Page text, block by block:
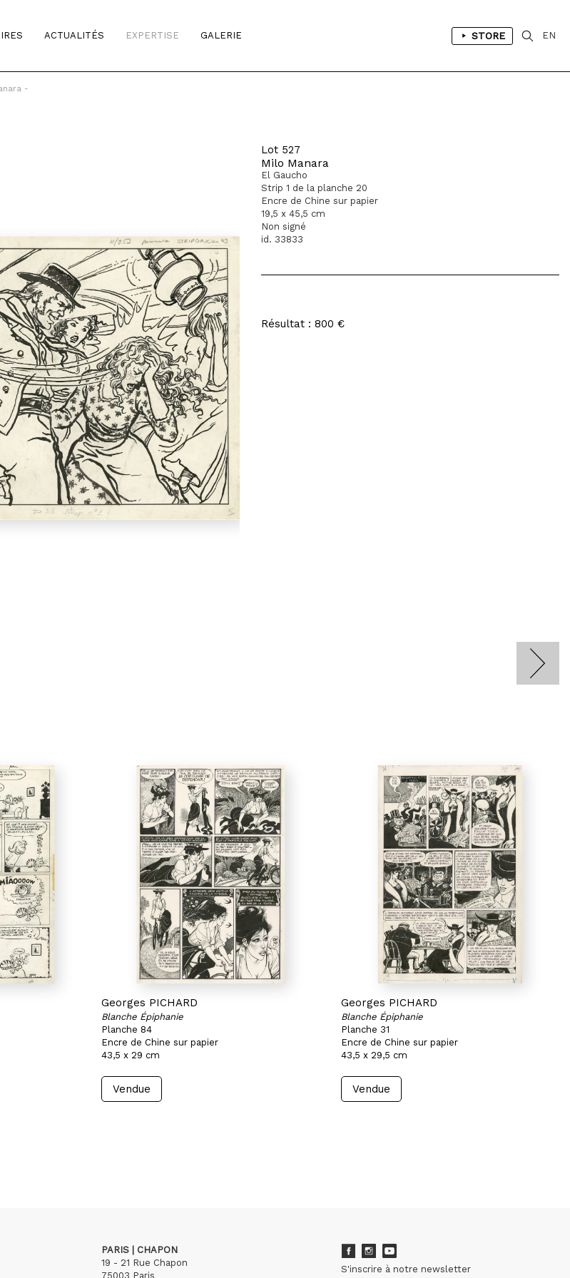
ACTUALITÉS EXPERTISE GALERIE STORE EN
-
Lot 527
Milo Manara
El Gaucho
Strip 1 de la planche 20
Encre de Chine sur papier
19,5 x 45,5 cm
Non signé
id. 33833
Résultat : 800 €
Georges PICHARD
Blanche Épiphanie
Planche 84
Encre de Chine sur papier
43,5 x 29 cm
Vendue
Georges PICHARD
Blanche Épiphanie
Planche 31
Encre de Chine sur papier
43,5 x 29,5 cm
Vendue
PARIS | CHAPON
19 - 21 Rue Chapon
75003 Paris
S'inscrire à notre newsletter